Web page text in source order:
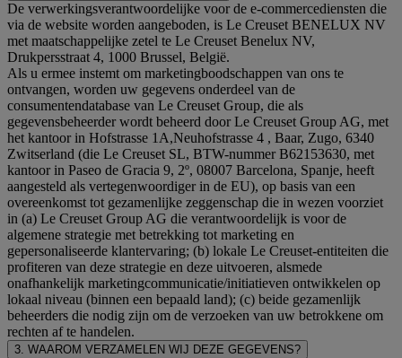
De verwerkingsverantwoordelijke voor de e-commercediensten die
via de website worden aangeboden, is Le Creuset BENELUX NV
met maatschappelijke zetel te Le Creuset Benelux NV,
Drukpersstraat 4, 1000 Brussel, België.
Als u ermee instemt om marketingboodschappen van ons te
ontvangen, worden uw gegevens onderdeel van de
consumentendatabase van Le Creuset Group, die als
gegevensbeheerder wordt beheerd door Le Creuset Group AG, met
het kantoor in Hofstrasse 1A,Neuhofstrasse 4 , Baar, Zugo, 6340
Zwitserland (die Le Creuset SL, BTW-nummer B62153630, met
kantoor in Paseo de Gracia 9, 2º, 08007 Barcelona, Spanje, heeft
aangesteld als vertegenwoordiger in de EU), op basis van een
overeenkomst tot gezamenlijke zeggenschap die in wezen voorziet
in (a) Le Creuset Group AG die verantwoordelijk is voor de
algemene strategie met betrekking tot marketing en
gepersonaliseerde klantervaring; (b) lokale Le Creuset-entiteiten die
profiteren van deze strategie en deze uitvoeren, alsmede
onafhankelijk marketingcommunicatie/initiatieven ontwikkelen op
lokaal niveau (binnen een bepaald land); (c) beide gezamenlijk
beheerders die nodig zijn om de verzoeken van uw betrokkene om
rechten af te handelen.
3. WAAROM VERZAMELEN WIJ DEZE GEGEVENS?